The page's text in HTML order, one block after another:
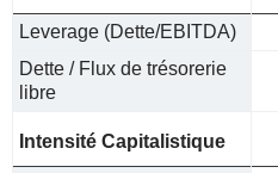
Leverage (Dette/EBITDA)
Dette / Flux de trésorerie
libre
Intensité Capitalistique